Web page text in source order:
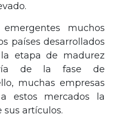
muchos
países desarrollados
etapa de madurez
de la fase de
muchas empresas
estos mercados la
artículos.